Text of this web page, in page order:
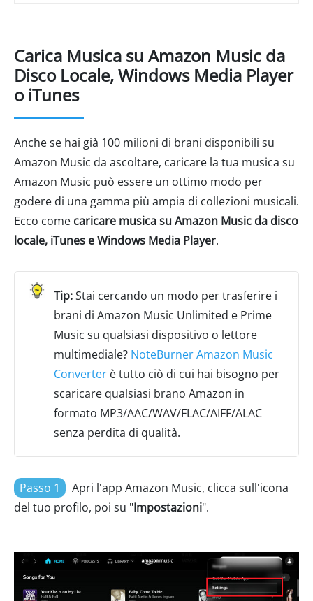
Carica Musica su Amazon Music da
Disco Locale, Windows Media Player
o iTunes
Anche se hai già 100 milioni di brani disponibili su
Amazon Music da ascoltare, caricare la tua musica su
Amazon Music può essere un ottimo modo per
godere di una gamma più ampia di collezioni musicali.
Ecco come caricare musica su Amazon Music da disco
locale, iTunes e Windows Media Player.
Stai cercando un modo per trasferire i
brani di Amazon Music Unlimited e Prime
Music su qualsiasi dispositivo o lettore
multimediale? NoteBurner Amazon Music
Converter è tutto ciò di cui hai bisogno per
scaricare qualsiasi brano Amazon in
formato MP3/AAC/WAV/FLAC/AIFF/ALAC
senza perdita di qualità.
Passo 1
Apri l'app Amazon Music, clicca sull'icona
del tuo profilo, poi su "Impostazioni".